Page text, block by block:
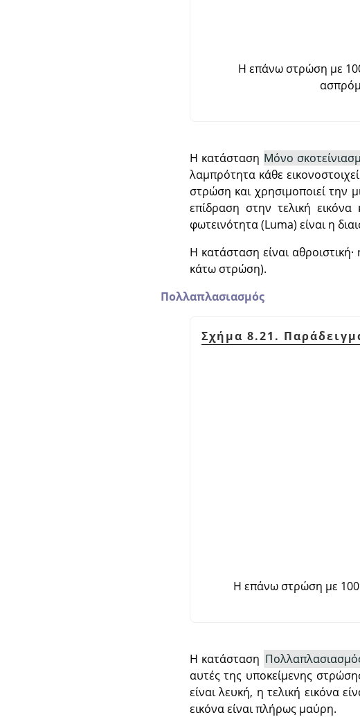
Η επάνω στρώση με
Η κατάσταση Μόνο
λαμπρότητα κάθε
στρώση και χρησιμοποιεί την
επίδραση στην τελική
φωτεινότητα (Luma) είναι η
Η κατάσταση είναι
κάτω στρώση).
Πολλαπλασιασμός
Σχήμα 8.21.
Η επάνω στρώση με
Η κατάσταση
αυτές της υποκείμενης
είναι λευκή, η τελική εικόνα
εικόνα είναι πλήρως μαύρη.